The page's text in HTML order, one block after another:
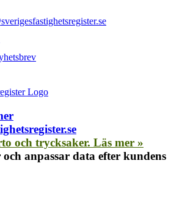
och trycksaker. Läs mer »
anpassar data efter kundens